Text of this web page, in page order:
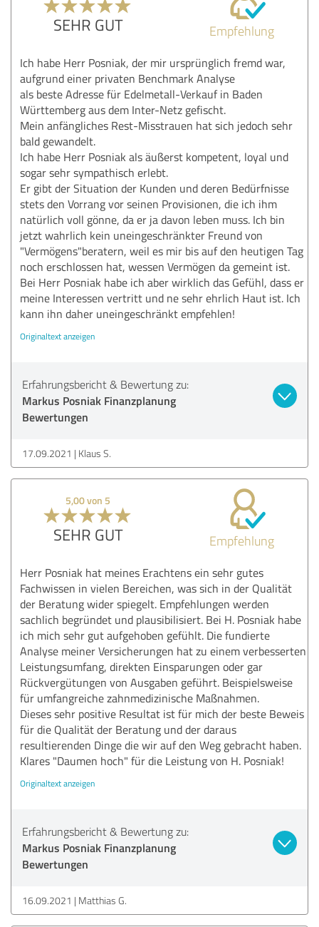
SEHR GUT Empfehlung
Ich habe Herr Posniak, der mir ursprünglich fremd war,
aufgrund einer privaten Benchmark Analyse
als beste Adresse für Edelmetall-Verkauf in Baden
Württemberg aus dem Inter-Netz gefischt.
Mein anfängliches Rest-Misstrauen hat sich jedoch sehr
bald gewandelt.
Ich habe Herr Posniak als äußerst kompetent, loyal und
sogar sehr sympathisch erlebt.
Er gibt der Situation der Kunden und deren Bedürfnisse
stets den Vorrang vor seinen Provisionen, die ich ihm
natürlich voll gönne, da er ja davon leben muss. Ich bin
jetzt wahrlich kein uneingeschränkter Freund von
"Vermögens"beratern, weil es mir bis auf den heutigen Tag
noch erschlossen hat, wessen Vermögen da gemeint ist.
Bei Herr Posniak habe ich aber wirklich das Gefühl, dass er
meine Interessen vertritt und ne sehr ehrlich Haut ist. Ich
kann ihn daher uneingeschränkt empfehlen!
Originaltext anzeigen
Erfahrungsbericht & Bewertung zu:
Markus Posniak Finanzplanung
Bewertungen
17.09.2021 Klaus S.
5,00 von 5
SEHR GUT Empfehlung
Herr Posniak hat meines Erachtens ein sehr gutes
Fachwissen in vielen Bereichen, was sich in der Qualität
der Beratung wider spiegelt. Empfehlungen werden
sachlich begründet und plausibilisiert. Bei H. Posniak habe
ich mich sehr gut aufgehoben gefühlt. Die fundierte
Analyse meiner Versicherungen hat zu einem verbesserten
Leistungsumfang, direkten Einsparungen oder gar
Rückvergütungen von Ausgaben geführt. Beispielsweise
für umfangreiche zahnmedizinische Maßnahmen.
Dieses sehr positive Resultat ist für mich der beste Beweis
für die Qualität der Beratung und der daraus
resultierenden Dinge die wir auf den Weg gebracht haben.
Klares "Daumen hoch" für die Leistung von H. Posniak!
Originaltext anzeigen
Erfahrungsbericht & Bewertung zu:
Markus Posniak Finanzplanung
Bewertungen
16.09.2021 Matthias G.